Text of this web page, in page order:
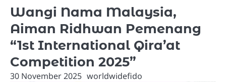
Wangi Nama Malaysia,
Aiman ​​Ridhwan Pemenang
“1st International Qira’at
Competition 2025”
30 November 2025 worldwidefido